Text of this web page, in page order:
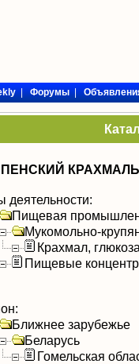
|Форумы|
деятельности:
Пищевая
Мукомольно-
Крахмал,
Пищевые
Ближнее зарубежье
Беларусь
Гомельская